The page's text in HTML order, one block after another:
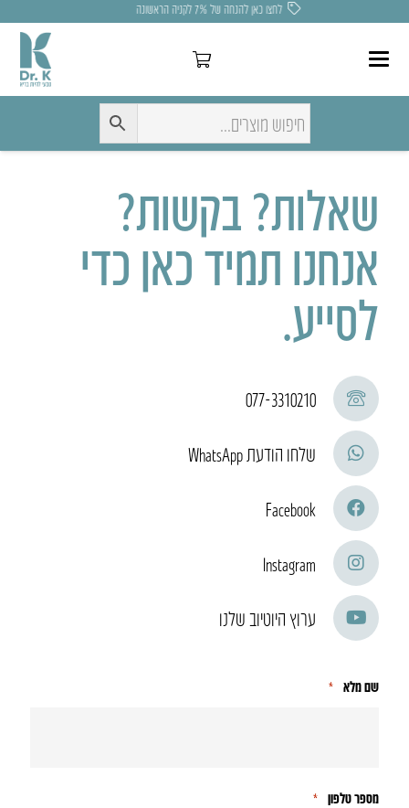
משלוח חינם בקניה מעל 275 ₪
שאלות? בקשות?
אנחנו תמיד כאן כדי
לסייע.
077-3310210
שלחו הודעת WhatsApp
Facebook
Instagram
ערוץ היוטיוב שלנו
שם מלא *
מספר טלפון *